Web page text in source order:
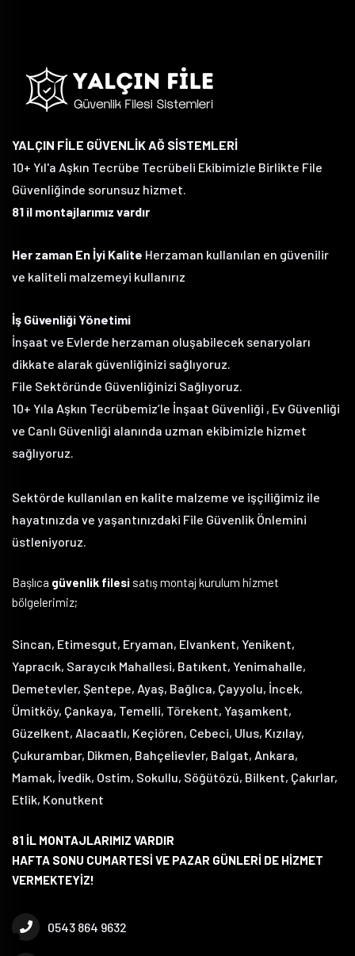
YALÇIN FİLE GÜVENLİK AĞ SİSTEMLERİ
10+ Yıl'a Aşkın Tecrübe Tecrübeli Ekibimizle Birlikte File
Güvenliğinde sorunsuz hizmet.
81 il montajlarımız vardır
Her zaman En İyi Kalite Herzaman kullanılan en güvenilir
ve kaliteli malzemeyi kullanırız
İş Güvenliği Yönetimi
İnşaat ve Evlerde herzaman oluşabilecek senaryoları
dikkate alarak güvenliğinizi sağlıyoruz.
File Sektöründe Güvenliğinizi Sağlıyoruz.
10+ Yıla Aşkın Tecrübemiz’le İnşaat Güvenliği , Ev Güvenliği
ve Canlı Güvenliği alanında uzman ekibimizle hizmet
sağlıyoruz.
Sektörde kullanılan en kalite malzeme ve işçiliğimiz ile
hayatınızda ve yaşantınızdaki File Güvenlik Önlemini
üstleniyoruz.
Başlıca güvenlik filesi satış montaj kurulum hizmet
bölgelerimiz;
Sincan, Etimesgut, Eryaman, Elvankent, Yenikent,
Yapracık, Saraycık Mahallesi, Batıkent, Yenimahalle,
Demetevler, Şentepe, Ayaş, Bağlıca, Çayyolu, İncek,
Ümitköy, Çankaya, Temelli, Törekent, Yaşamkent,
Güzelkent, Alacaatlı, Keçiören, Cebeci, Ulus, Kızılay,
Çukurambar, Dikmen, Bahçelievler, Balgat, Ankara,
Mamak, İvedik, Ostim, Sokullu, Söğütözü, Bilkent, Çakırlar,
Etlik, Konutkent
81 İL MONTAJLARIMIZ VARDIR
HAFTA SONU CUMARTESİ VE PAZAR GÜNLERİ DE HİZMET
VERMEKTEYİZ!
0543 864 9632